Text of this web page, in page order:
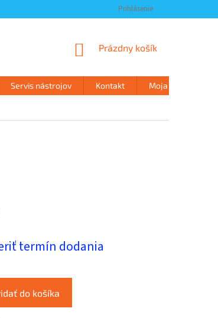
Prihlásenie
NÁKUPNÝ
Prázdny košík
Servis nástrojov Kontakt Moja objednávka
termín dodania
do košíka